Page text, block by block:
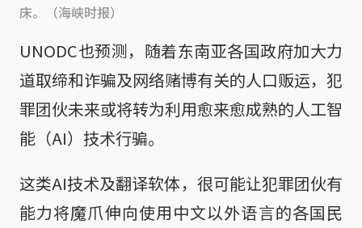
床。（海峡时报）
UNODC也预测，随着东南亚各国政府加大力
道取缔和诈骗及网络赌博有关的人口贩运，犯
罪团伙未来或将转为利用愈来愈成熟的人工智
能（AI）技术行骗。
这类AI技术及翻译软体，很可能让犯罪团伙有
能力将魔爪伸向使用中文以外语言的各国民